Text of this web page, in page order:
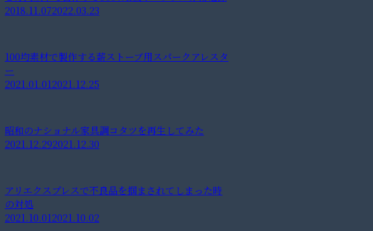
2018.11.072022.03.23
100均素材で製作する薪ストーブ用スパークアレスタ
ー
2021.01.012021.12.25
昭和のナショナル家具調コタツを再生してみた
2021.12.292021.12.30
アリエクスプレスで不良品を掴まされてしまった時
の対処
2021.10.012021.10.02